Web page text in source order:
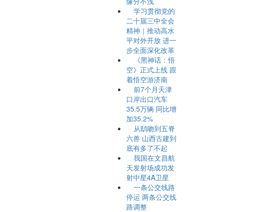
学习贯彻党的
二十届三中全会
精神｜推动高水
平对外开放 进一
步全面深化改革
《黑神话：悟
空》正式上线 跟
着悟空游济南
前7个月天津
口岸出口汽车
35.5万辆 同比增
加35.2%
从鸱吻到五脊
六兽 山西古建到
底有多了不起
我国在文昌航
天发射场成功发
射中星4A卫星
一条公交线路
停运 两条公交线
路调整